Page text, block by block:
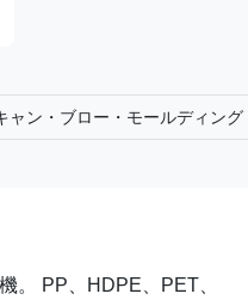
ャン・ブロー・モールディン
。 PP、HDPE、PET、